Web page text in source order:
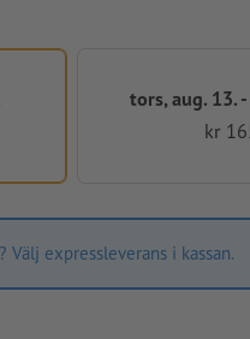
tors, aug. 13.
kr
Välj expressleverans i kassan.